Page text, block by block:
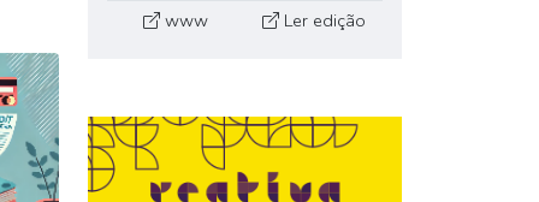
www Ler edição